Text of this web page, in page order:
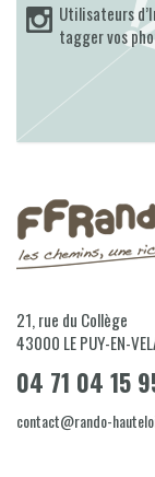
Utilisateurs
tagger vos
21, rue du Collège
43000 LE PUY-EN-
04 71 04 15
contact@rando-